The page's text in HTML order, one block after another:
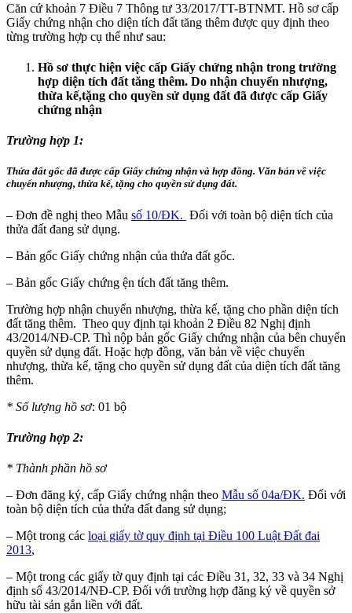
Căn cứ khoản 7 Điều 7 Thông tư 33/2017/TT-BTNMT. Hồ sơ cấp
Giấy chứng nhận cho diện tích đất tăng thêm được quy định theo
từng trường hợp cụ thể như sau:
Hồ sơ thực hiện việc cấp Giấy chứng nhận trong trường
hợp diện tích đất tăng thêm. Do nhận chuyển nhượng,
thừa kế,tặng cho quyền sử dụng đất đã được cấp Giấy
chứng nhận
Trường hợp 1:
Thửa đất gốc đã được cấp Giấy chứng nhận và hợp đồng. Văn bản về việc
chuyển nhượng, thừa kế, tặng cho quyền sử dụng đất.
– Đơn đề nghị theo Mẫu số 10/ĐK. Đối với toàn bộ diện tích của
thửa đất đang sử dụng.
– Bản gốc Giấy chứng nhận của thửa đất gốc.
– Bản gốc Giấy chứng ện tích đất tăng thêm.
Trường hợp nhận chuyển nhượng, thừa kế, tặng cho phần diện tích
đất tăng thêm. Theo quy định tại khoản 2 Điều 82 Nghị định
43/2014/NĐ-CP. Thì nộp bản gốc Giấy chứng nhận của bên chuyển
quyền sử dụng đất. Hoặc hợp đồng, văn bản về việc chuyển
nhượng, thừa kế, tặng cho quyền sử dụng đất của diện tích đất tăng
thêm.
* Số lượng hồ sơ: 01 bộ
Trường hợp 2:
* Thành phần hồ sơ
– Đơn đăng ký, cấp Giấy chứng nhận theo Mẫu số 04a/ĐK. Đối với
toàn bộ diện tích của thửa đất đang sử dụng;
– Một trong các loại giấy tờ quy định tại Điều 100 Luật Đất đai
2013,
– Một trong các giấy tờ quy định tại các Điều 31, 32, 33 và 34 Nghị
định số 43/2014/NĐ-CP. Đối với trường hợp đăng ký về quyền sở
hữu tài sản gắn liền với đất.